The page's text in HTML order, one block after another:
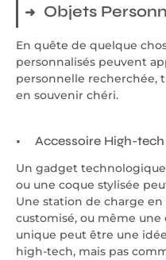
Objets
En quête de quelque
personnalisés peuvent
personnelle recherchée,
en souvenir chéri.
Accessoire High-
Un gadget
ou une coque stylisée
Une station de charge en
customisé, ou même
unique peut être une
high-tech, mais pas